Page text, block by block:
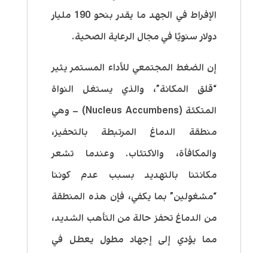
الإفراط في الجهد ما يقدر بنحو 190 مليار
دولار سنويًا في مجال الرعاية الصحية.
إن الضغط المجتمعي للأداء المستمر يثير
“قلق المكانة”، والذي يستغل النواة
المتكئة (Nucleus Accumbens) – وهي
منطقة الدماغ المرتبطة بالتحفيز،
والمكافأة، والاكتئاب. وعندما تشعر
مكانتنا بالتهديد بسبب عدم كوننا
“مشغولين” بما يكفي، فإن هذه المنطقة
من الدماغ تحفز حالة من التأهب الشديد،
مما يؤدي إلى إجهاد مطول يعطل في